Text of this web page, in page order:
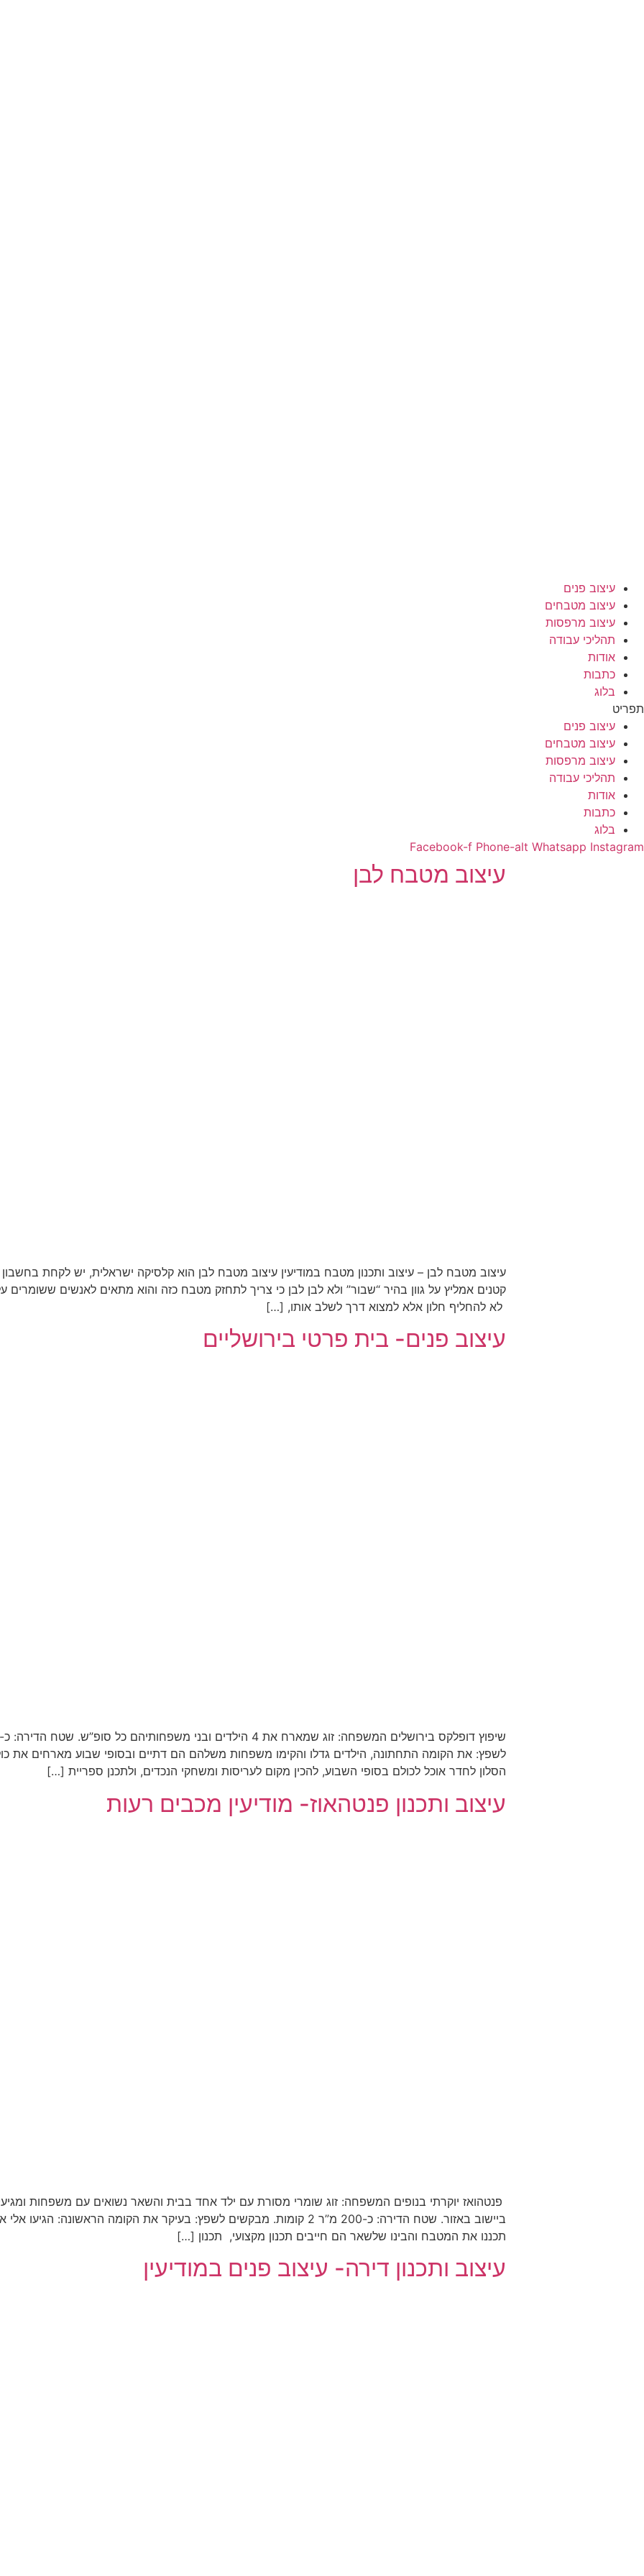
עיצוב פנים
עיצוב מטבחים
עיצוב מרפסות
תהליכי עבודה
אודות
כתבות
בלוג
תפריט
עיצוב פנים
עיצוב מטבחים
עיצוב מרפסות
תהליכי עבודה
אודות
כתבות
בלוג
Facebook-f Phone-alt Whatsapp Instagram
עיצוב מטבח לבן
עיצוב מטבח לבן – עיצוב ותכנון מטבח במודיעין עיצוב מטבח לבן הוא קלסיקה ישראלית, יש לקחת
קטנים אמליץ על גוון בהיר “שבור” ולא לבן לבן כי צריך לתחזק מטבח כזה והוא מתאים לאנשים ששומרים
לא להחליף חלון אלא למצוא דרך לשלב אותו, […]
עיצוב פנים- בית פרטי בירושליים
לשפץ: את הקומה התחתונה, הילדים גדלו והקימו משפחות משלהם הם דתיים ובסופי שבוע מארחים את
הסלון לחדר אוכל לכולם בסופי השבוע, להכין מקום לעריסות ומשחקי הנכדים, ולתכנן ספריית […]
עיצוב ותכנון פנטהאוז- מודיעין מכבים רעות
פנטהואז יוקרתי בנופים המשפחה: זוג שומרי מסורת עם ילד אחד בבית והשאר נשואים עם משפחות
תכננו את המטבח והבינו שלשאר הם חייבים תכנון מקצועי, תכנון […]
עיצוב ותכנון דירה- עיצוב פנים במודיעין